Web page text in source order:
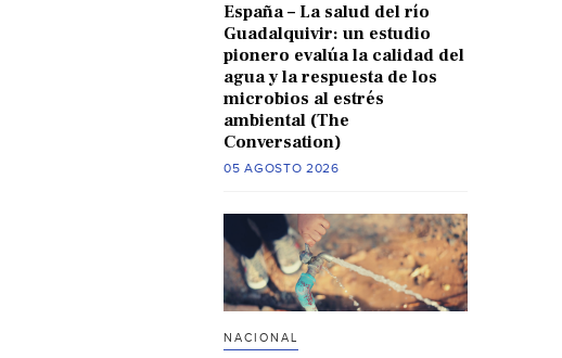
España – La salud del río
Guadalquivir: un estudio
pionero evalúa la calidad del
agua y la respuesta de los
microbios al estrés
ambiental (The
Conversation)
05 AGOSTO 2026
NACIONAL